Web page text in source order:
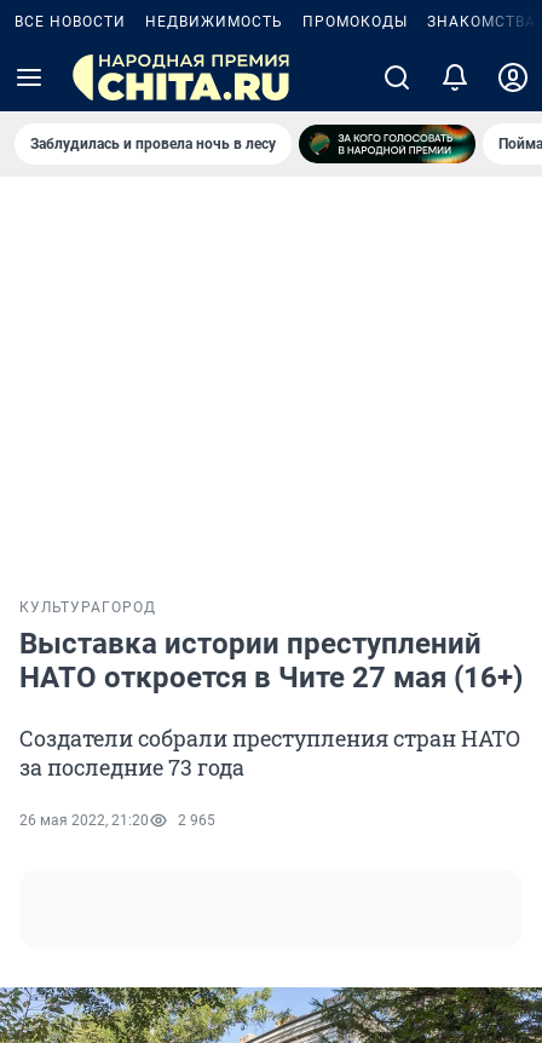
ВСЕ НОВОСТИ НЕДВИЖИМОСТЬ ПРОМОКОДЫ ЗНАКОМСТВА
Заблудилась и провела ночь в лесу
КУЛЬТУРА ГОРОД
Выставка истории преступлений
НАТО откроется в Чите 27 мая (16+)
Создатели собрали преступления стран НАТО
за последние 73 года
26 мая 2022, 21:20 2 965